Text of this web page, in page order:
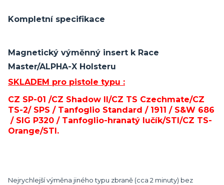
Kompletní specifikace
Magnetický výměnný insert k Race
Master/ALPHA-X Holsteru
SKLADEM pro pistole typu :
CZ SP-01 /CZ Shadow II/CZ TS Czechmate/CZ
TS-2/ SPS / Tanfoglio Standard / 1911 / S&W 686
/ SIG P320 / Tanfoglio-hranatý lučík/STI/CZ TS-
Orange/STI.
Nejrychlejší výměna jiného typu zbraně (cca 2 minuty) bez